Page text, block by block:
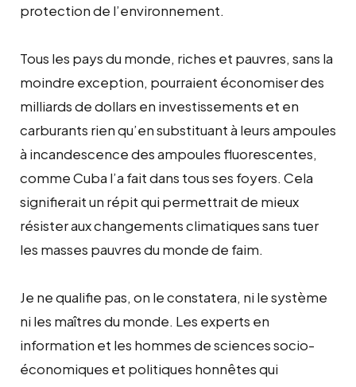
protection de l’environnement.
Tous les pays du monde, riches et pauvres, sans la
moindre exception, pourraient économiser des
milliards de dollars en investissements et en
carburants rien qu’en substituant à leurs ampoules
à incandescence des ampoules fluorescentes,
comme Cuba l’a fait dans tous ses foyers. Cela
signifierait un répit qui permettrait de mieux
résister aux changements climatiques sans tuer
les masses pauvres du monde de faim.
Je ne qualifie pas, on le constatera, ni le système
ni les maîtres du monde. Les experts en
information et les hommes de sciences socio-
économiques et politiques honnêtes qui